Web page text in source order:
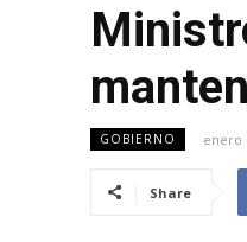
GOBIERNO enero
Share